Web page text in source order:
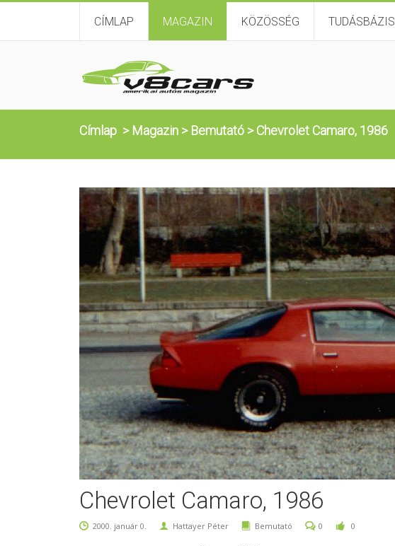
CÍMLAP MAGAZIN KÖZÖSSÉG TUDÁSBÁZIS
Címlap > Magazin > Bemutató >Chevrolet Camaro, 1986
Chevrolet Camaro, 1986
2000. január 0. Hattayer Péter Bemutató 0 0